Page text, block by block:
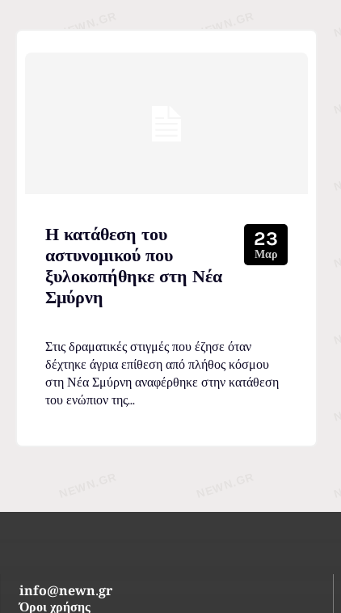
Η κατάθεση του
αστυνομικού που
ξυλοκοπήθηκε στη Νέα
Σμύρνη
23
Μαρ
Στις δραματικές στιγμές που έζησε όταν
δέχτηκε άγρια επίθεση από πλήθος κόσμου
στη Νέα Σμύρνη αναφέρθηκε στην κατάθεση
του ενώπιον της...
info@newn.gr